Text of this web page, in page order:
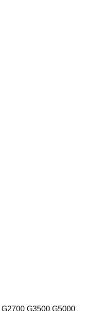
G2700 G3500 G5000